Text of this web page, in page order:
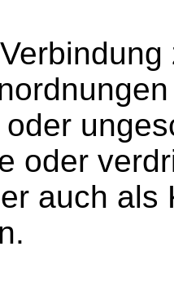
oder
auch als